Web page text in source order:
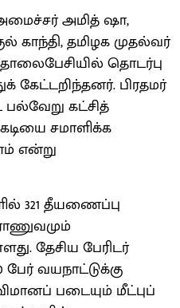
அமித் ஷா,
காந்தி, தமிழக முதல்வர்
தொடர்பு
கேட்டறிந்தனர். பிரதமர்
பல்வேறு கட்சித்
சமாளிக்க
என்று
321 தீயணைப்பு
தேசிய பேரிடர்
வயநாட்டுக்கு
படையும் மீட்புப்